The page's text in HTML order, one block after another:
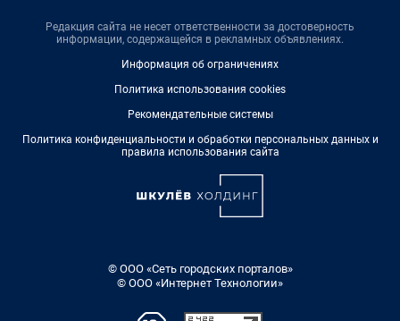
Редакция сайта не несет ответственности за достоверность
информации, содержащейся в рекламных объявлениях.
Информация об ограничениях
Политика использования cookies
Рекомендательные системы
Политика конфиденциальности и обработки персональных данных и
правила использования сайта
© ООО «Сеть городских порталов»
© ООО «Интернет Технологии»